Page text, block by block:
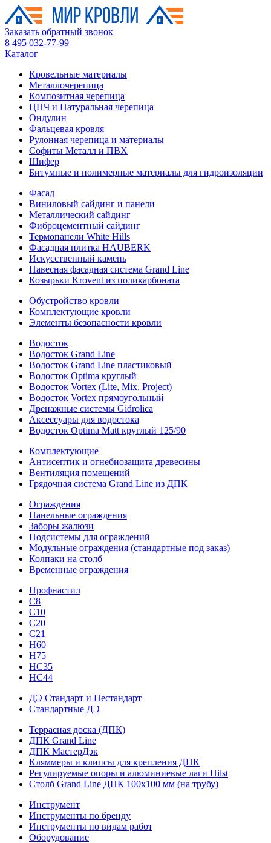
Заказать обратный звонок
8 495 032-77-99
Каталог
Кровельные материалы
Металлочерепица
Композитная черепица
ЦПЧ и Натуральная черепица
Ондулин
Фальцевая кровля
Рулонная черепица и материалы
Софиты Металл и ПВХ
Шифер
Битумные и полимерные материалы для гидроизоляции
Фасад
Виниловый сайдинг и панели
Металлический сайдинг
Фиброцементный сайдинг
Термопанели White Hills
Фасадная плитка HAUBERK
Искусственный камень
Навесная фасадная система Grand Line
Козырьки Krovent из поликарбоната
Обустройство кровли
Комплектующие кровли
Элементы безопасности кровли
Водосток
Водосток Grand Line
Водосток Grand Line пластиковый
Водосток Optima круглый
Водосток Vortex (Lite, Mix, Project)
Водосток Vortex прямоугольный
Дренажные системы Gidrolica
Аксессуары для водостока
Водосток Optima Matt круглый 125/90
Комплектующие
Антисептик и огнебиозащита древесины
Вентиляция помещений
Грядочная система Grand Line из ДПК
Ограждения
Панельные ограждения
Заборы жалюзи
Подсистемы для ограждений
Модульные ограждения (стандартные под заказ)
Колпаки на столб
Временные ограждения
Профнастил
С8
С10
С20
С21
H60
H75
HС35
НС44
ДЭ Стандарт и Нестандарт
Стандартные ДЭ
Террасная доска (ДПК)
ДПК Grand Line
ДПК МастерДэк
Кляммеры и клипсы для крепления ДПК
Регулируемые опоры и алюминиевые лаги Hilst
Столб Grand Line ДПК 100х100 мм (на трубу)
Инструмент
Инструменты по бренду
Инструменты по видам работ
Оборудование